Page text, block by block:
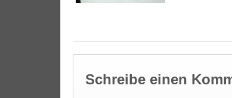
Schreibe einen